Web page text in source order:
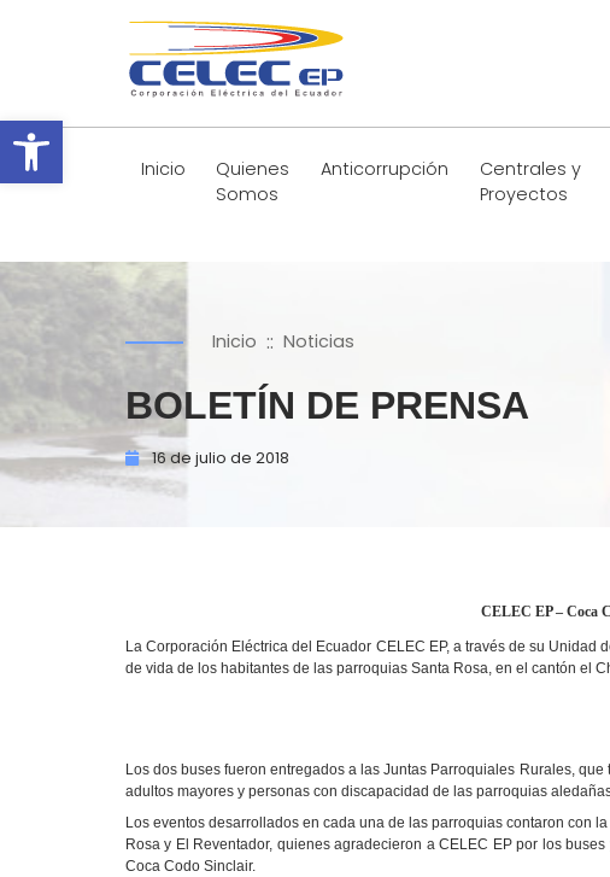
Abrir barra de herramientas
Inicio
Quienes
Somos
Anticorrupción
Centrales y
Proyectos
Inicio :: Noticias
BOLETÍN DE PRENSA
16 de julio de 2018
CELEC EP – Coca
La Corporación Eléctrica del Ecuador CELEC EP, a través de su
de vida de los habitantes de las parroquias Santa Rosa, en el cantón el
Los dos buses fueron entregados a las Juntas Parroquiales Rurales,
adultos mayores y personas con discapacidad de las parroquias
Los eventos desarrollados en cada una de las parroquias contaron con
Rosa y El Reventador, quienes agradecieron a CELEC EP por los
Coca Codo Sinclair.